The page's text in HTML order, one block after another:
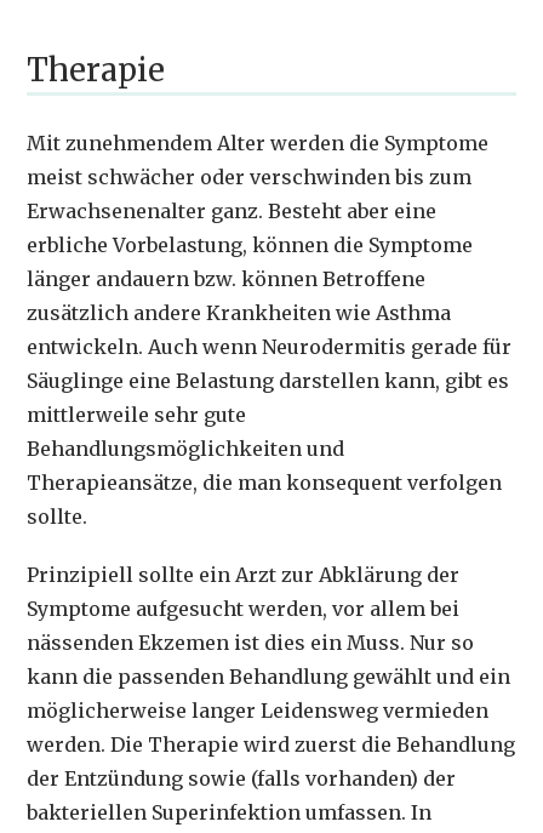
Therapie
Mit zunehmendem Alter werden die Symptome
meist schwächer oder verschwinden bis zum
Erwachsenenalter ganz. Besteht aber eine
erbliche Vorbelastung, können die Symptome
länger andauern bzw. können Betroffene
zusätzlich andere Krankheiten wie Asthma
entwickeln. Auch wenn Neurodermitis gerade für
Säuglinge eine Belastung darstellen kann, gibt es
mittlerweile sehr gute
Behandlungsmöglichkeiten und
Therapieansätze, die man konsequent verfolgen
sollte.
Prinzipiell sollte ein Arzt zur Abklärung der
Symptome aufgesucht werden, vor allem bei
nässenden Ekzemen ist dies ein Muss. Nur so
kann die passenden Behandlung gewählt und ein
möglicherweise langer Leidensweg vermieden
werden. Die Therapie wird zuerst die Behandlung
der Entzündung sowie (falls vorhanden) der
bakteriellen Superinfektion umfassen. In